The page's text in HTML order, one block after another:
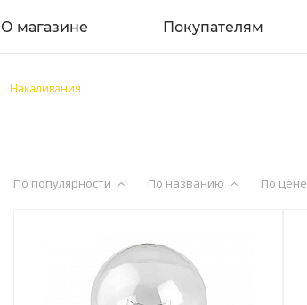
О магазине Покупателям
Накаливания
По популярности По названию По цене